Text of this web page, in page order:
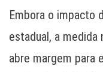
Embora o impacto
estadual, a medida
abre margem para